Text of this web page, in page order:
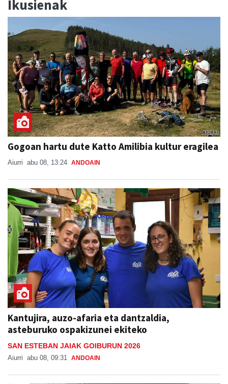
Ikusienak
Gogoan hartu dute Katto Amilibia kultur eragilea
Aiurri abu 08, 13:24 ANDOAIN
Kantujira, auzo-afaria eta dantzaldia,
asteburuko ospakizunei ekiteko
SAN ESTEBAN JAIAK GOIBURUN 2026
Aiurri abu 08, 09:31 ANDOAIN